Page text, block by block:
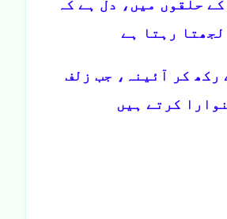
کے حلقوں میں، دل ہے کہ
رہتا ہے
رکھ کر آئینہ، جب زلف
کرتے ہیں